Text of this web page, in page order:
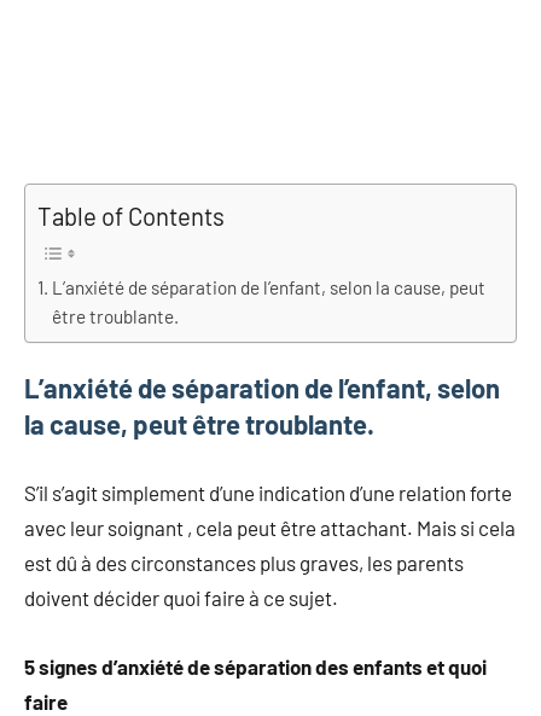
Table of Contents
L’anxiété de séparation de l’enfant, selon la cause, peut
être troublante.
L’anxiété de séparation de l’enfant, selon
la cause, peut être troublante.
S’il s’agit simplement d’une indication d’une relation forte
avec leur soignant , cela peut être attachant. Mais si cela
est dû à des circonstances plus graves, les parents
doivent décider quoi faire à ce sujet.
5 signes d’anxiété de séparation des enfants et quoi
faire